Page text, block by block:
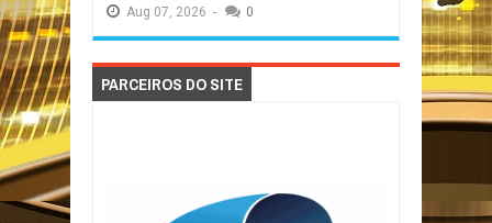
Aug 07, 2026 - 0
PARCEIROS DO SITE